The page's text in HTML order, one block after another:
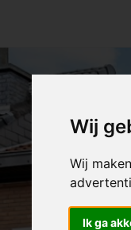
Wij
Wij
Ik ga